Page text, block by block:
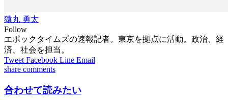
猿丸 勇太
Follow
エポックタイムズの速報記者。東京を拠点に活動。政治、経
済、社会を担当。
Tweet Facebook Line Email
share comments
合わせて読みたい